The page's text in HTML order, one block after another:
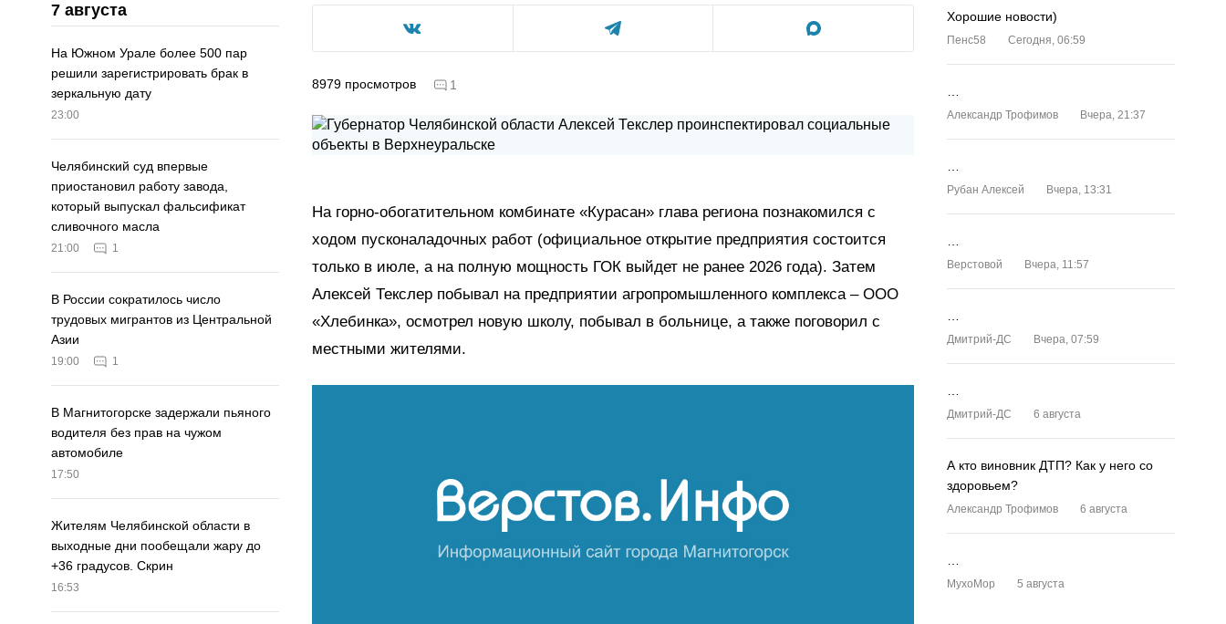
7 августа
На Южном Урале более 500 пар
решили зарегистрировать брак в
зеркальную дату
23:00
Челябинский суд впервые
приостановил работу завода,
который выпускал фальсификат
сливочного масла
21:00 1
В России сократилось число
трудовых мигрантов из Центральной
Азии
19:00 1
В Магнитогорске задержали пьяного
водителя без прав на чужом
автомобиле
17:50
Жителям Челябинской области в
выходные дни пообещали жару до
+36 градусов. Скрин
16:53
8979 просмотров 1
На горно-обогатительном комбинате «Курасан» глава региона познакомился с
ходом пусконаладочных работ (официальное открытие предприятия состоится
только в июле, а на полную мощность ГОК выйдет не ранее 2026 года). Затем
Алексей Текслер побывал на предприятии агропромышленного комплекса – ООО
«Хлебинка», осмотрел новую школу, побывал в больнице, а также поговорил с
местными жителями.
Хорошие новости)
Пенс58 Сегодня, 06:59
Александр Трофимов Вчера, 21:37
Рубан Алексей Вчера, 13:31
Верстовой Вчера, 11:57
Дмитрий-ДС Вчера, 07:59
Дмитрий-ДС 6 августа
А кто виновник ДТП? Как у него со
здоровьем?
Александр Трофимов 6 августа
MyxoMop 5 августа